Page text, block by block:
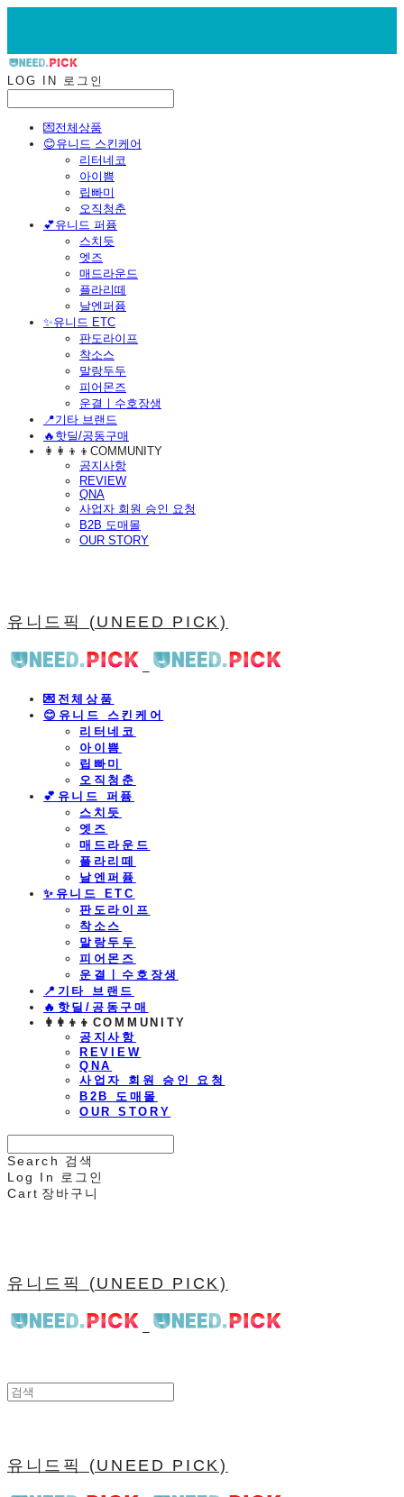
LOG IN 로그인
💌전체상품
😊유니드 스킨케어
리터네코
아이쁨
립빠미
오직청춘
💕유니드 퍼퓸
스치듯
엣즈
매드라운드
플라리떼
날엔퍼퓸
​✨유니드 ETC
판도라이프
착소스
말랑두두
피어몬즈
운결ㅣ수호장생
📍기타 브랜드
🔥핫딜/공동구매
👩‍👩‍👦‍👦COMMUNITY
공지사항
REVIEW
QNA
사업자 회원 승인 요청
B2B 도매몰
OUR STORY
유니드픽 (UNEED PICK)
💌전체상품
😊유니드 스킨케어
리터네코
아이쁨
립빠미
오직청춘
💕유니드 퍼퓸
스치듯
엣즈
매드라운드
플라리떼
날엔퍼퓸
​✨유니드 ETC
판도라이프
착소스
말랑두두
피어몬즈
운결ㅣ수호장생
📍기타 브랜드
🔥핫딜/공동구매
👩‍👩‍👦‍👦COMMUNITY
공지사항
REVIEW
QNA
사업자 회원 승인 요청
B2B 도매몰
OUR STORY
Search
검색
Log In
로그인
Cart 장바구니
유니드픽 (UNEED PICK)
유니드픽 (UNEED PICK)